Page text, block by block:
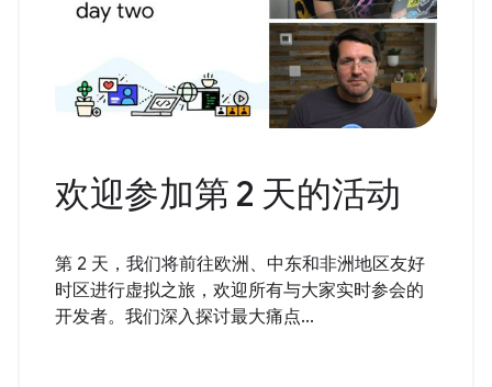
欢迎参加第 2 天的活动
第 2 天，我们将前往欧洲、中东和非洲地区友好
时区进行虚拟之旅，欢迎所有与大家实时参会的
开发者。我们深入探讨最大痛点...